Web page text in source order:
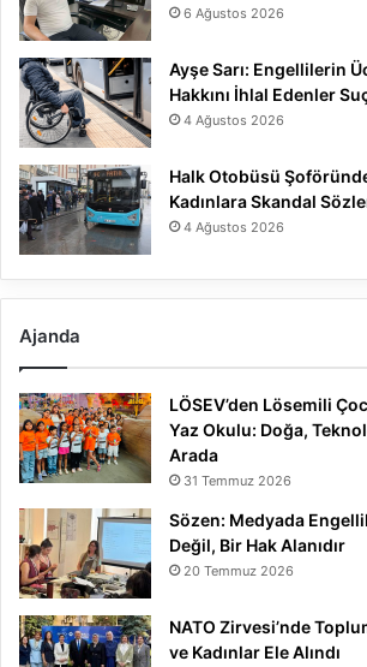
6 Ağustos 2026
Ayşe Sarı: Engellilerin
Hakkını İhlal Edenler
4 Ağustos 2026
Halk Otobüsü
Kadınlara Skandal
4 Ağustos 2026
Ajanda
LÖSEV’den Lösemili
Yaz Okulu: Doğa,
Arada
31 Temmuz 2026
Sözen: Medyada
Değil, Bir Hak Alanıdır
20 Temmuz 2026
NATO Zirvesi’nde
ve Kadınlar Ele Alındı